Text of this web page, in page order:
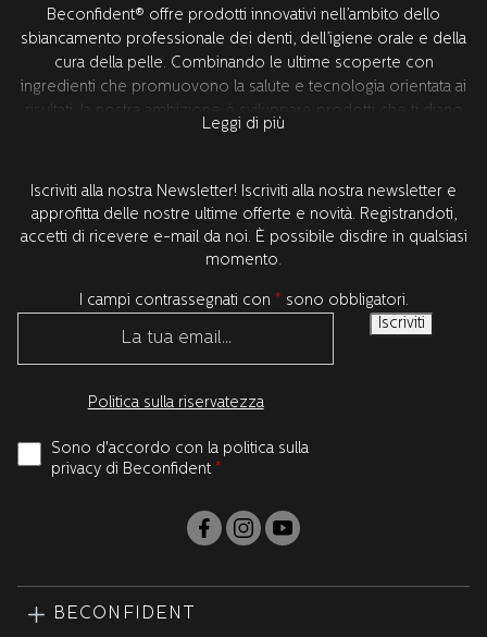
Beconfident® offre prodotti innovativi nell’ambito dello
sbiancamento professionale dei denti, dell’igiene orale e della
cura della pelle. Combinando le ultime scoperte con
ingredienti che promuovono la salute e tecnologia orientata ai
risultati, la nostra ambizione è sviluppare prodotti che ti diano
risultati chiaramente evidenti e una salute migliore, per una
Svezia insieme ai nostri partner di ricerca leader a livello
mondiale negli Stati Uniti. Tutti i prodotti sono testati e
approvati dai dentisti.
Leggi di più
Iscriviti alla nostra Newsletter! Iscriviti alla nostra newsletter e
approfitta delle nostre ultime offerte e novità. Registrandoti,
accetti di ricevere e-mail da noi. È possibile disdire in qualsiasi
momento.
I campi contrassegnati con * sono obbligatori.
Politica sulla riservatezza
Sono d'accordo con la politica sulla
privacy di Beconfident *
BECONFIDENT